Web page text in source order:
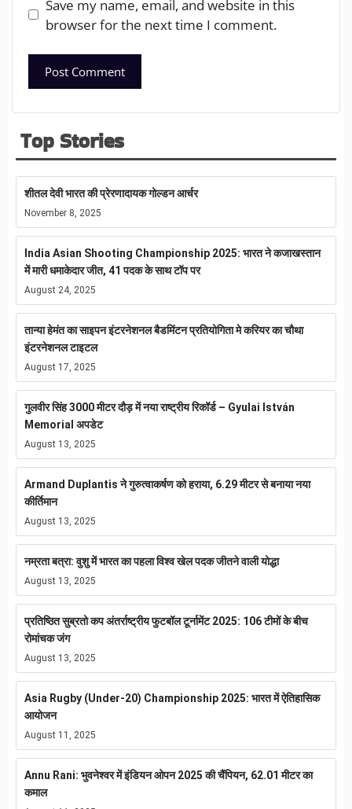
Save my name, email, and website in this
browser for the next time I comment.
Top Stories
शीतल देवी भारत की प्रेरणादायक गोल्डन आर्चर
November 8, 2025
India Asian Shooting Championship 2025: भारत ने कजाखस्तान
में मारी धमाकेदार जीत, 41 पदक के साथ टॉप पर
August 24, 2025
तान्या हेमंत का साइपन इंटरनेशनल बैडमिंटन प्रतियोगिता मे करियर का चौथा
इंटरनेशनल टाइटल
August 17, 2025
गुलवीर सिंह 3000 मीटर दौड़ में नया राष्ट्रीय रिकॉर्ड – Gyulai István
Memorial अपडेट
August 13, 2025
Armand Duplantis ने गुरुत्वाकर्षण को हराया, 6.29 मीटर से बनाया नया
कीर्तिमान
August 13, 2025
नम्रता बत्रा: वुशु में भारत का पहला विश्व खेल पदक जीतने वाली योद्धा
August 13, 2025
प्रतिष्ठित सुब्रतो कप अंतर्राष्ट्रीय फुटबॉल टूर्नामेंट 2025: 106 टीमों के बीच
रोमांचक जंग
August 13, 2025
Asia Rugby (Under-20) Championship 2025: भारत में ऐतिहासिक
आयोजन
August 11, 2025
Annu Rani: भुवनेश्वर में इंडियन ओपन 2025 की चैंपियन, 62.01 मीटर का
कमाल